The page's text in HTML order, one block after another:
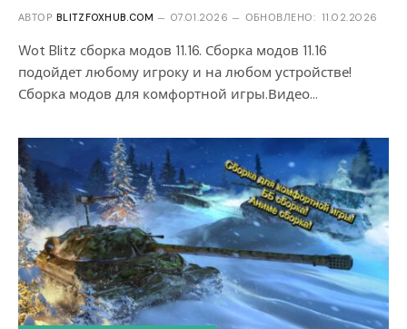
АВТОР BLITZFOXHUB.COM 07.01.2026 ОБНОВЛЕНО: 11.02.2026
Wot Blitz сборка модов 11.16. Сборка модов 11.16
подойдет любому игроку и на любом устройстве!
Сборка модов для комфортной игры.Видео…